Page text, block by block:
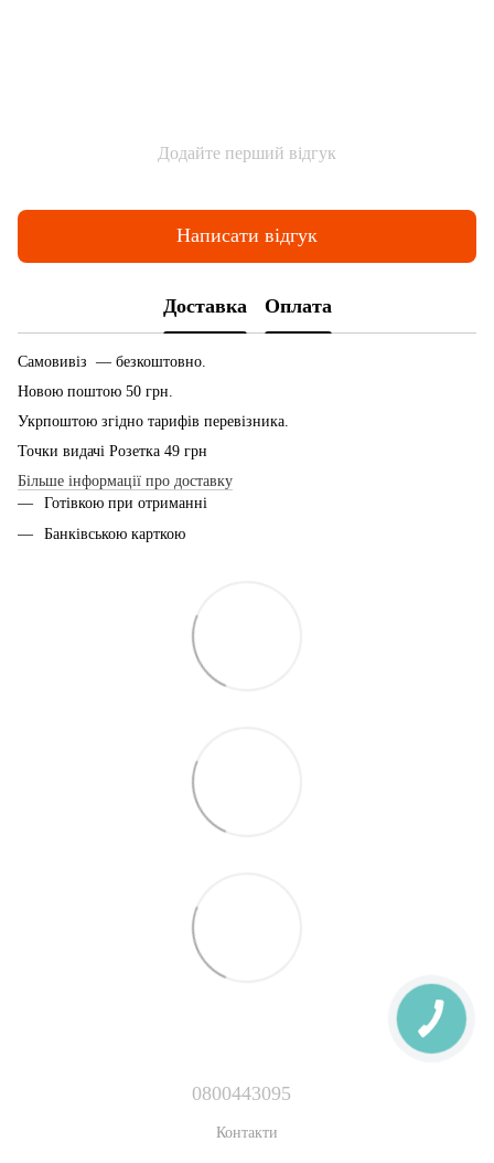
Додайте перший відгук
Написати відгук
Доставка Оплата
Самовивіз — безкоштовно.
Новою поштою 50 грн.
Укрпоштою згідно тарифів перевізника.
Точки видачі Розетка 49 грн
Більше інформації про доставку
Готівкою при отриманні
Банківською карткою
0800443095
Контакти